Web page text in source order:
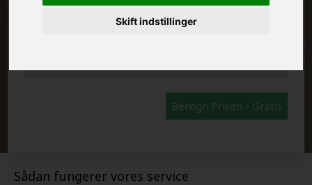
Skift indstillinger
Sådan fungerer vores service
Beregn Prisen - Gratis